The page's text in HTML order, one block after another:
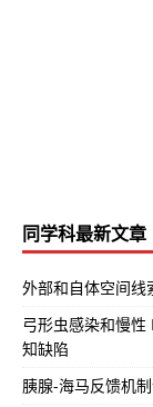
同学科最新文章
外部和自体空间线
弓形虫感染和慢
知缺陷
胰腺-海马反馈机